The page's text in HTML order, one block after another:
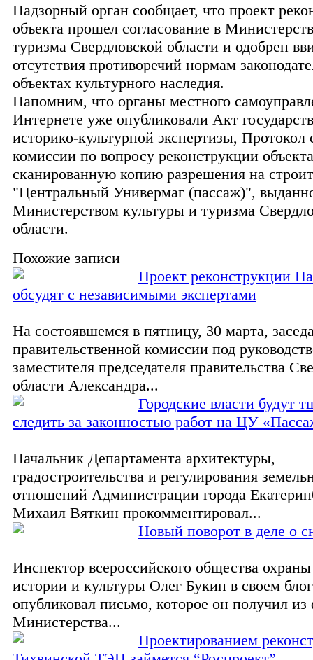
Надзорный орган сообщает, что проект
объекта прошел согласование в
туризма Свердловской области и одобрен
отсутствия противоречий нормам
объектах культурного наследия.
Напомним, что органы местного
Интернете уже опубликовали Акт
историко-культурной экспертизы, Протокол
комиссии по вопросу реконструкции
сканированную копию разрешения на
"Центральный Универмаг (пассаж)",
Министерством культуры и туризма
области.
Похожие записи
Проект реконструкции
обсудят с независимыми экспертами
На состоявшемся в пятницу, 30 марта,
правительственной комиссии под
заместителя председателя правительства
области Александра...
Городские власти будут
следить за законностью работ на ЦУ
Начальник Департамента архитектуры,
градостроительства и регулирования
отношений Администрации города
Михаил Вяткин прокомментировал...
Новый поворот в деле о
Инспектор всероссийского общества
истории и культуры Олег Букин в своем
опубликовал письмо, которое он получил из
Министерства...
Проектированием